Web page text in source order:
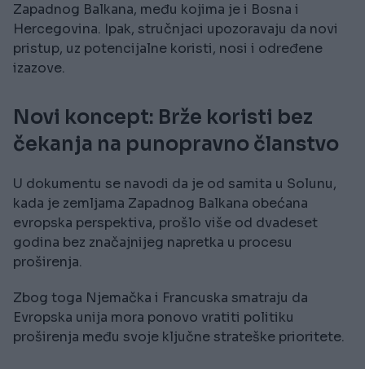
Zapadnog Balkana, među kojima je i Bosna i
Hercegovina. Ipak, stručnjaci upozoravaju da novi
pristup, uz potencijalne koristi, nosi i određene
izazove.
Novi koncept: Brže koristi bez
čekanja na punopravno članstvo
U dokumentu se navodi da je od samita u Solunu,
kada je zemljama Zapadnog Balkana obećana
evropska perspektiva, prošlo više od dvadeset
godina bez značajnijeg napretka u procesu
proširenja.
Zbog toga Njemačka i Francuska smatraju da
Evropska unija mora ponovo vratiti politiku
proširenja među svoje ključne strateške prioritete.